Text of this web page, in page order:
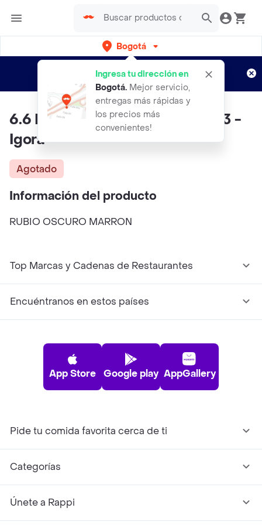
Bogotá
Ingresa tu dirección en
Bogotá. Mejor servicio,
entregas más rápidas y
los precios más
convenientes!
envíos gratis por semanas
Aplican TyC
6.6 Rubio Oscuro Marron - 1303 -
Igora
Agotado
Información del producto
RUBIO OSCURO MARRON
Top Marcas y Cadenas de Restaurantes
Encuéntranos en estos países
App Store Google play AppGallery
Pide tu comida favorita cerca de ti
Categorías
Únete a Rappi